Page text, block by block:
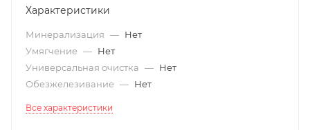
Характеристики
Минерализация — Нет
Умягчение — Нет
Универсальная очистка — Нет
Обезжелезивание — Нет
Все характеристики